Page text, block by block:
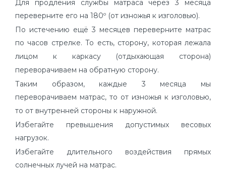
Для продления службы матраса через 3 месяца
переверните его на 180º (от изножья к изголовью).
По истечению ещё 3 месяцев переверните матрас
по часов стрелке. То есть, сторону, которая лежала
лицом к каркасу (отдыхающая сторона)
переворачиваем на обратную сторону.
Таким образом, каждые 3 месяца мы
переворачиваем матрас, то от изножья к изголовью,
то от внутренней стороны к наружной.
Избегайте превышения допустимых весовых
нагрузок.
Избегайте длительного воздействия прямых
солнечных лучей на матрас.